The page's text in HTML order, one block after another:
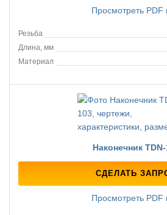
Просмотреть PDF
Резьба
Длина, мм
Материал
Наконечник
СДЕЛАТЬ
Просмотреть PDF